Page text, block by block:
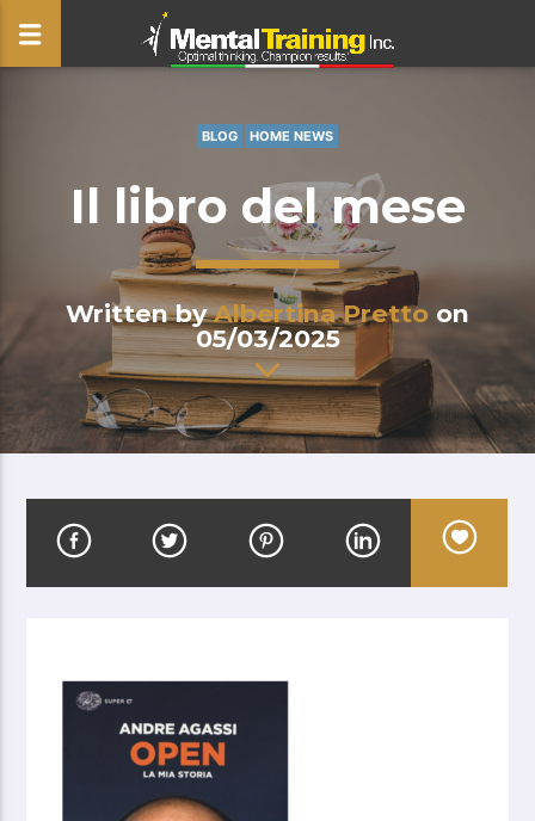
CLOSE
BLOG HOME NEWS
Il libro del mese
Written byAlbertina Pretto on
05/03/2025